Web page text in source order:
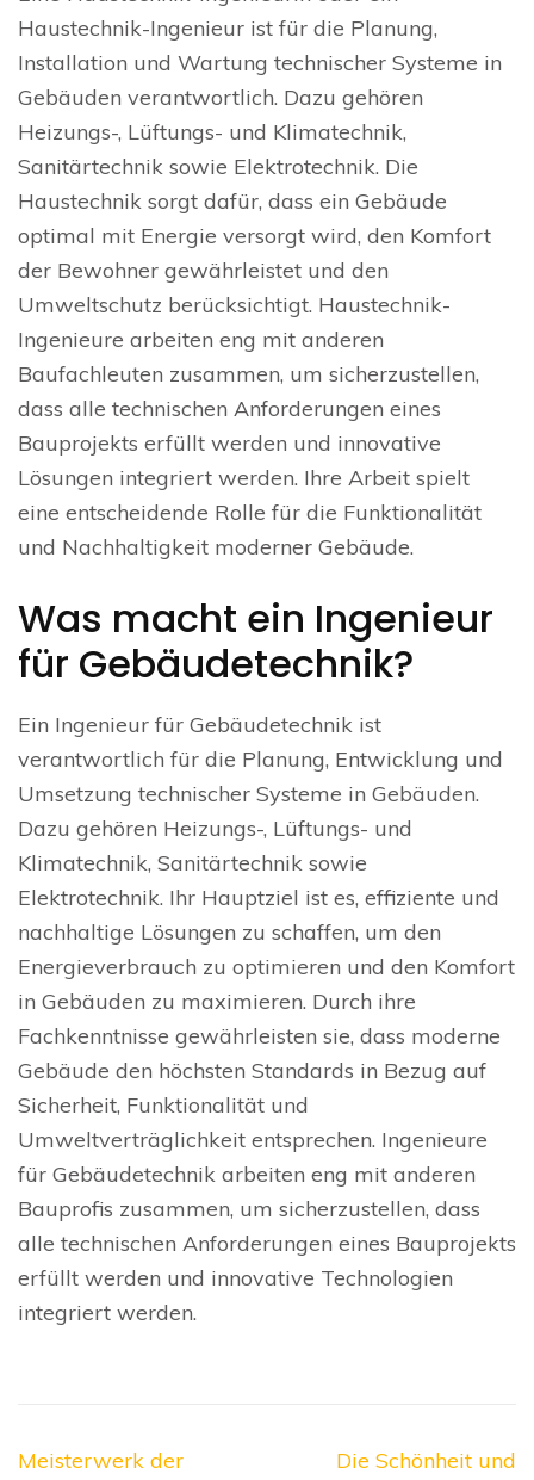
Haustechnik-Ingenieur ist für die Planung,
Installation und Wartung technischer Systeme in
Gebäuden verantwortlich. Dazu gehören
Heizungs-, Lüftungs- und Klimatechnik,
Sanitärtechnik sowie Elektrotechnik. Die
Haustechnik sorgt dafür, dass ein Gebäude
optimal mit Energie versorgt wird, den Komfort
der Bewohner gewährleistet und den
Umweltschutz berücksichtigt. Haustechnik-
Ingenieure arbeiten eng mit anderen
Baufachleuten zusammen, um sicherzustellen,
dass alle technischen Anforderungen eines
Bauprojekts erfüllt werden und innovative
Lösungen integriert werden. Ihre Arbeit spielt
eine entscheidende Rolle für die Funktionalität
und Nachhaltigkeit moderner Gebäude.
Was macht ein Ingenieur
für Gebäudetechnik?
Ein Ingenieur für Gebäudetechnik ist
verantwortlich für die Planung, Entwicklung und
Umsetzung technischer Systeme in Gebäuden.
Dazu gehören Heizungs-, Lüftungs- und
Klimatechnik, Sanitärtechnik sowie
Elektrotechnik. Ihr Hauptziel ist es, effiziente und
nachhaltige Lösungen zu schaffen, um den
Energieverbrauch zu optimieren und den Komfort
in Gebäuden zu maximieren. Durch ihre
Fachkenntnisse gewährleisten sie, dass moderne
Gebäude den höchsten Standards in Bezug auf
Sicherheit, Funktionalität und
Umweltverträglichkeit entsprechen. Ingenieure
für Gebäudetechnik arbeiten eng mit anderen
Bauprofis zusammen, um sicherzustellen, dass
alle technischen Anforderungen eines Bauprojekts
erfüllt werden und innovative Technologien
integriert werden.
Beitragsnavigation
Meisterwerk der
Die Schönheit und